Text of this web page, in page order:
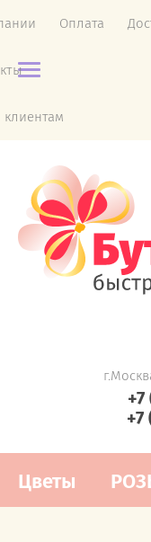
Оплата
Цветы